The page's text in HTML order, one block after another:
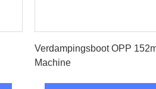
Verdampingsboot OPP
Machine